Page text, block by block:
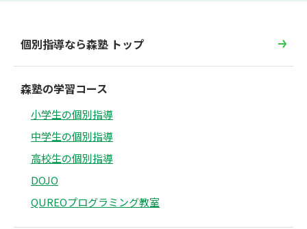
個別指導なら森塾 トップ
森塾の学習コース
小学生の個別指導
中学生の個別指導
高校生の個別指導
DOJO
QUREOプログラミング教室